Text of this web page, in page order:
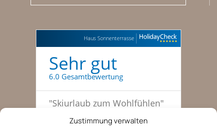
Zustimmung verwalten
Haus Sonnenterrasse
Sehr gut
6.0 Gesamtbewertung
"Skiurlaub zum Wohlfühlen"